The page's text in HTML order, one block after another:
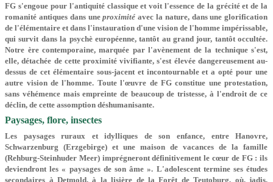
FG s'engoue pour l'antiquité classique et voit l'essence de la grécité et de la
romanité antiques dans uneproximitéavec la nature, dans une glorification
de l'élémentaire et dans l'instauration d'une vision de l'homme impé­rissable,
qui survit dans la psychè européenne, tantôt au grand jour, tantôt occultée.
Notre ère contemporaine, marquée par l'avènement de la technique s'est,
elle, détachée de cette proximité vivifiante, s'est élevée dangereusement au-
dessus de cet élé­mentaire sous-jacent et incontournable et a opté pour une
autre vision de l'homme. Toute l'œuvre de FG constitue une protestation,
sans véhémence mais empreinte de beaucoup de tristesse, à l'endroit de ce
déclin, de cette assomption déshuma­nisante.
Paysages, flore, insectes
Les paysages ruraux et idylliques de son enfance, entre Hanovre,
Schwarzenburg (Erzgebirge) et une maison de vacances de la famille
(Rehburg-Steinhuder Meer) imprégneront définitivement le cœur de FG : ils
deviendront les « paysages de son âme ». L'adolescent termine ses études
secondaires à Detmold, à la lisière de la Forêt de Teutoburg, où, jadis,